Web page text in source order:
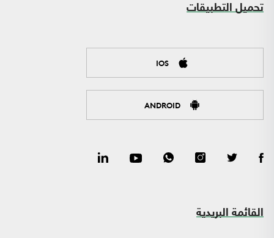
تحميل التطبيقات
IOS
ANDROID
القائمة البريدية